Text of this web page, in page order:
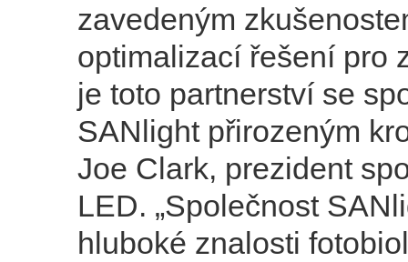
zavedeným
optimalizací řešení pro
je toto partnerství se
SANlight přirozeným
Joe Clark, prezident
LED. „Společnost
hluboké znalosti